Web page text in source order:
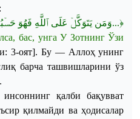
:
﴿...وَمَن يَتَوَكَّلۡ عَلَى ٱللَّهِ فَهُوَ
,бас, унга У Зотнинг Ўзи
: 3-оят]. Бу — Аллоҳ унинг
барча ташвишларини ўз
қалби бақувват
қилмайди ва ҳодисалар